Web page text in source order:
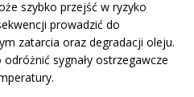
szybko przejść w ryzyko
prowadzić do
zatarcia oraz degradacji oleju.
sygnały ostrzegawcze